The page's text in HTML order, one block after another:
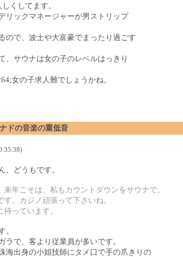
くしてます。
リックマネージャーが男ストリップ
ので、波士や大富豪でまったり過ごす
、サウナは女の子のレベルはっきり
女の子求人難でしょうかね。
ドの音楽の重低音
、どうもです。
年こそは、私もカウントダウンをサウナで。
。カジノ頑張って下さいね。
っています。
。
ラで、客より従業員が多いです。
海出身の小姐技師にタメ口で手の爪きりの